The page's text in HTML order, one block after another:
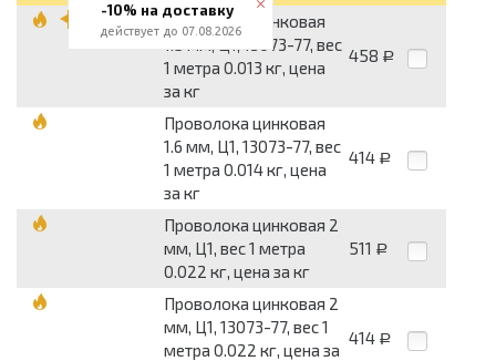
Проволока цинковая
1.5 мм, Ц1, 13073-77, вес
1 метра 0.013 кг, цена
за кг
458 Р
Проволока цинковая
1.6 мм, Ц1, 13073-77, вес
1 метра 0.014 кг, цена
за кг
414 Р
Проволока цинковая 2
мм, Ц1, вес 1 метра
0.022 кг, цена за кг
511 Р
Проволока цинковая 2
мм, Ц1, 13073-77, вес 1
метра 0.022 кг, цена за
414 Р
-10% на доставку
действует до 07.08.2026